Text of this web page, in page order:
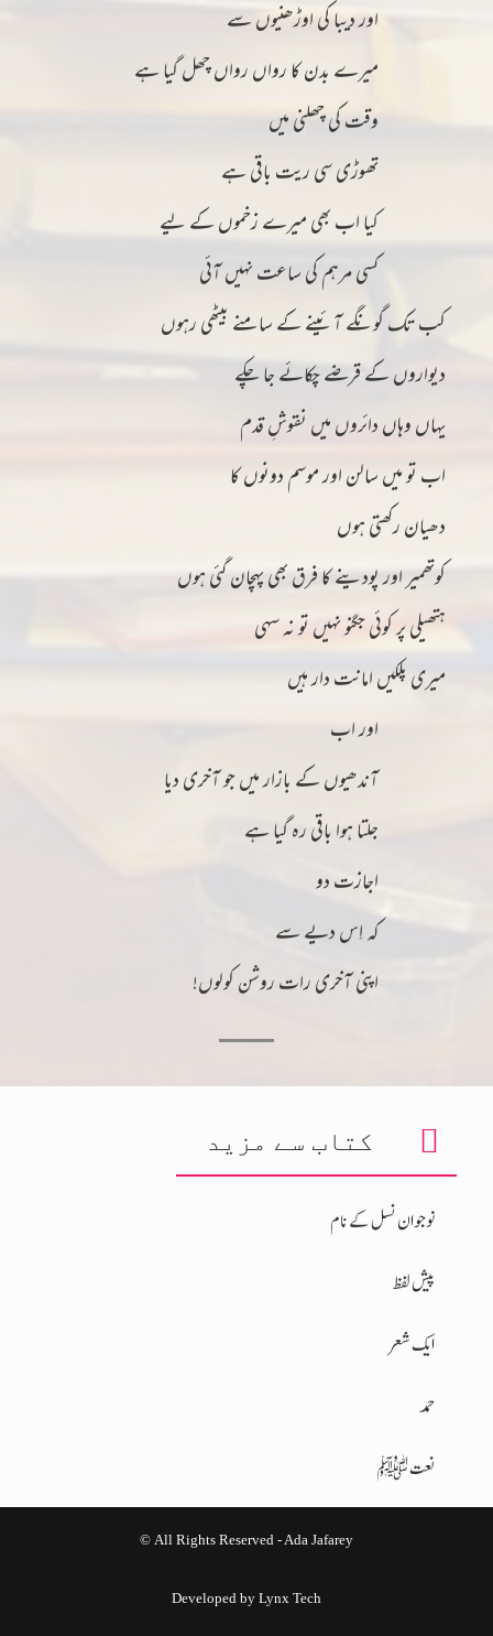
اور دیبا کی اوڑھنیوں سے
میرے بدن کا رواں رواں چھل گیا ہے
وقت کی چھلنی میں
تھوڑی سی ریت باقی ہے
کیا اب بھی میرے زخموں کے لیے
کسی مرہم کی ساعت نہیں آئی
کب تک گونگے آئینے کے سامنے بیٹھی رہوں
دیواروں کے قرضے چکائے جا چکے
یہاں وہاں دائروں میں نقوشِ قدم
اب تو میں سالن اور موسم دونوں کا
دھیان رکھتی ہوں
کوتھمیر اور پودینے کا فرق بھی پہچان گئی ہوں
ہتھیلی پر کوئی جگنو نہیں تو نہ سہی
میری پلکیں امانت دار ہیں
اور اب
آندھیوں کے بازار میں جو آخری دیا
جلتا ہوا باقی رہ گیا ہے
اجازت دو
کہ اِس دیے سے
اپنی آخری رات روشن کولوں!
کتاب سے مزید
نوجوان نسل کے نام
پیش لفظ
ایک شعر
حمد
نعت ﷺ
© All Rights Reserved - Ada Jafarey
Developed by Lynx Tech